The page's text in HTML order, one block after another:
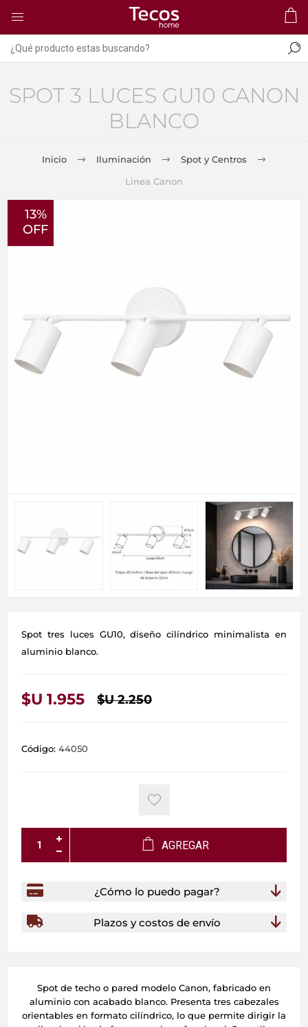
SPOT 3 LUCES GU10 CANON
BLANCO
Inicio Iluminación
Spot y Centros
Linea Canon
13%
OFF
Spot tres luces GU10, diseño cilíndrico minimalista en
aluminio blanco.
$U 1.955 $U 2.250
Código: 44050
AGREGAR
¿Cómo lo puedo pagar?
Plazos y costos de envío
Spot de techo o pared modelo Canon, fabricado en
aluminio con acabado blanco. Presenta tres cabezales
orientables en formato cilíndrico, lo que permite dirigir la